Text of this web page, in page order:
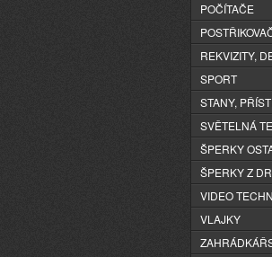
POČÍTAČE
REKVIZITY,
SPORT
STANY,
SVĚTELNÁ
ŠPERKY
ŠPERKY Z
VIDEO
VLAJKY